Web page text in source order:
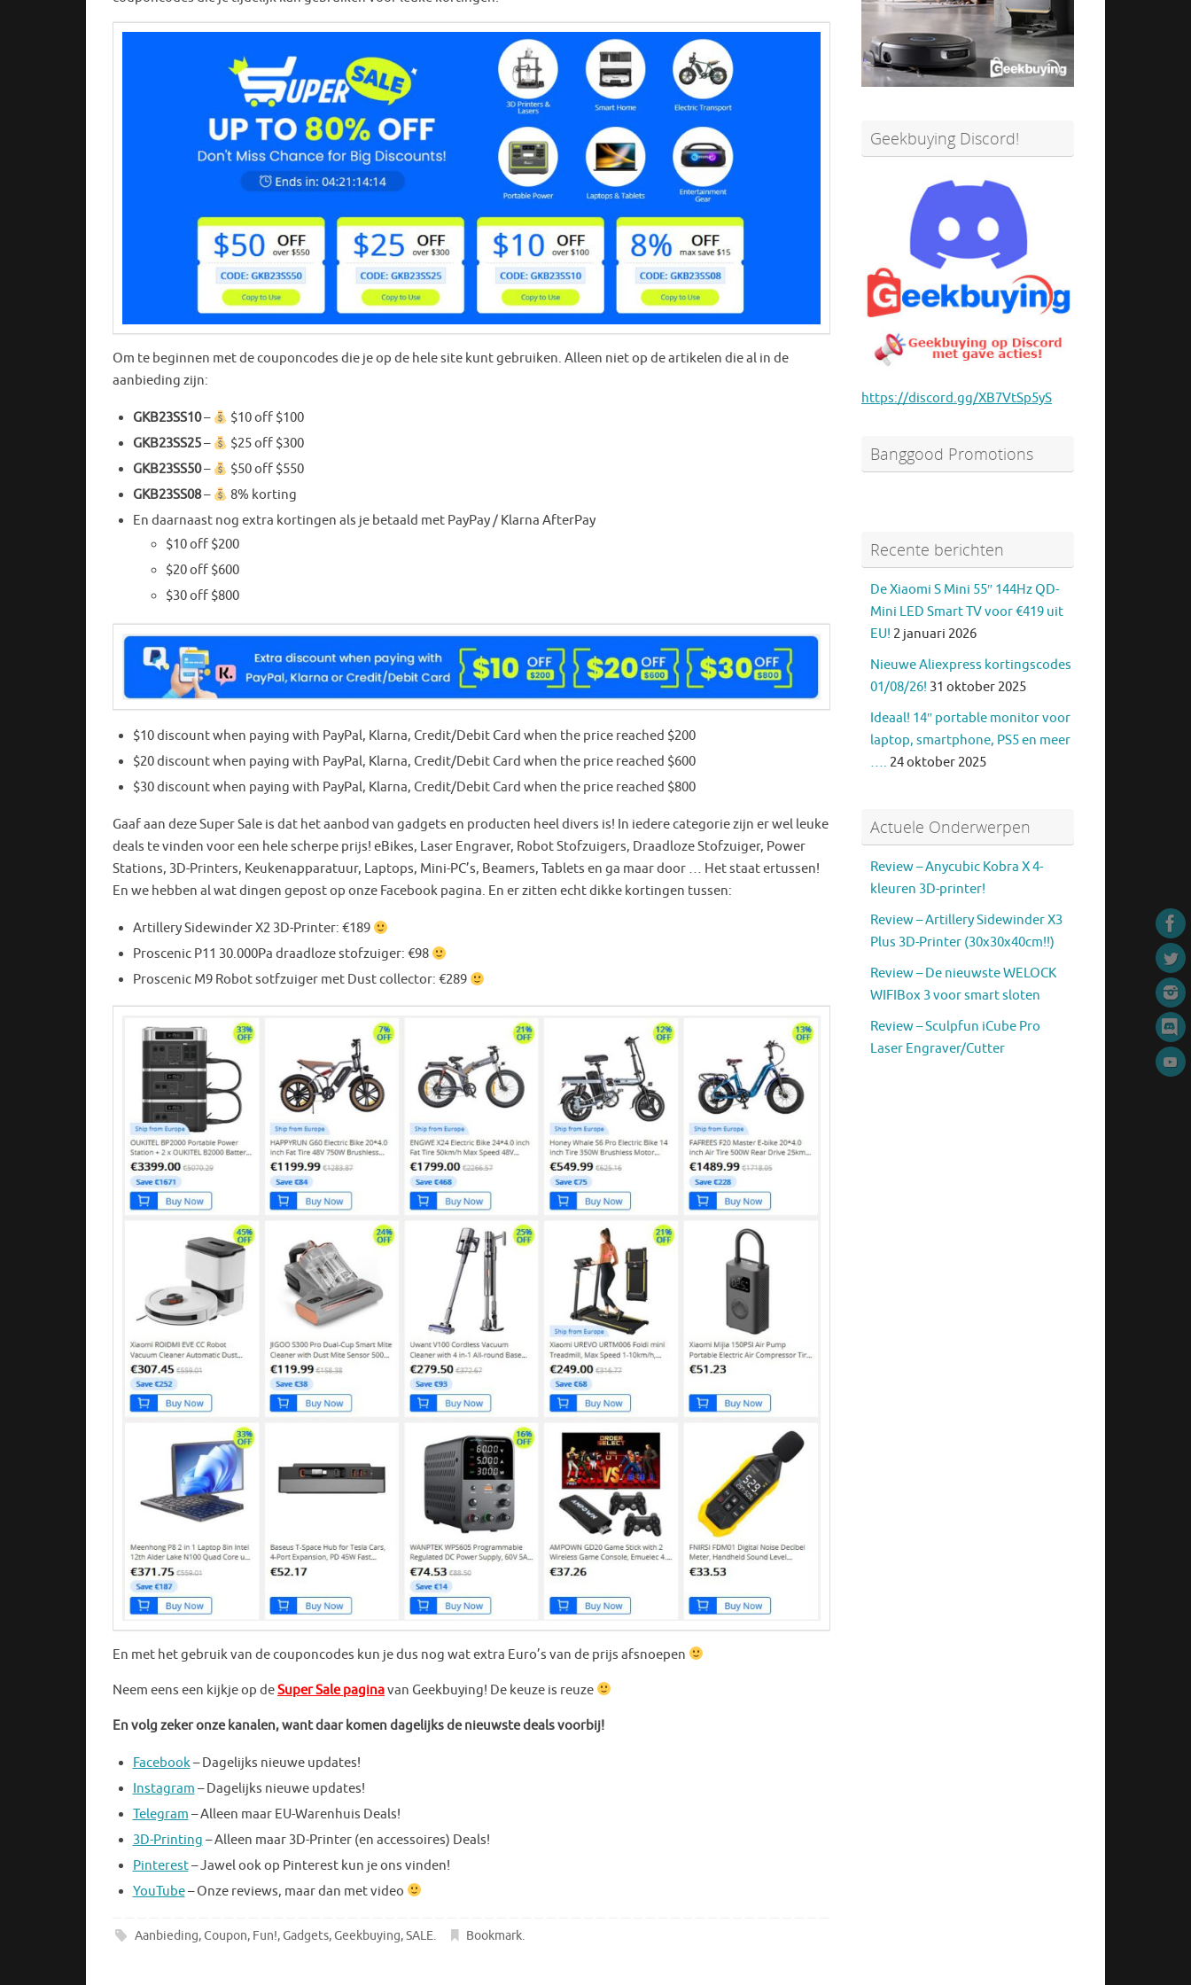
Om te beginnen met de couponcodes die je op de hele site kunt gebruiken. Alleen niet op de artikelen die al in de
aanbieding zijn:
GKB23SS10–
$10 off $100
GKB23SS25–
$25 off $300
GKB23SS50–
$50 off $550
GKB23SS08–
8% korting
En daarnaast nog extra kortingen als je betaald met PayPay / Klarna AfterPay
$10 off $200
$20 off $600
$30 off $800
$10 discount when paying with PayPal, Klarna, Credit/Debit Card when the price reached $200
$20 discount when paying with PayPal, Klarna, Credit/Debit Card when the price reached $600
$30 discount when paying with PayPal, Klarna, Credit/Debit Card when the price reached $800
Gaaf aan deze Super Sale is dat het aanbod van gadgets en producten heel divers is! In iedere categorie zijn er wel leuke
deals te vinden voor een hele scherpe prijs! eBikes, Laser Engraver, Robot Stofzuigers, Draadloze Stofzuiger, Power
Stations, 3D-Printers, Keukenapparatuur, Laptops, Mini-PC’s, Beamers, Tablets en ga maar door … Het staat ertussen!
En we hebben al wat dingen gepost op onze Facebook pagina. En er zitten echt dikke kortingen tussen:
Artillery Sidewinder X2 3D-Printer: €189
Proscenic P11 30.000Pa draadloze stofzuiger: €98
Proscenic M9 Robot sotfzuiger met Dust collector: €289
En met het gebruik van de couponcodes kun je dus nog wat extra Euro’s van de prijs afsnoepen
Neem eens een kijkje op deSuper Sale paginavan Geekbuying! De keuze is reuze
En volg zeker onze kanalen, want daar komen dagelijks de nieuwste deals voorbij!
Facebook– Dagelijks nieuwe updates!
Instagram – Dagelijks nieuwe updates!
Telegram – Alleen maar EU-Warenhuis Deals!
3D-Printing – Alleen maar 3D-Printer (en accessoires) Deals!
Pinterest– Jawel ook op Pinterest kun je ons vinden!
YouTube– Onze reviews, maar dan met video
Aanbieding,Coupon, Fun!,Gadgets,Geekbuying,SALE. Bookmark.
Geekbuying Discord!
https://discord.gg/XB7VtSp5yS
Banggood Promotions
Recente berichten
De Xiaomi S Mini 55″ 144Hz QD-
Mini LED Smart TV voor €419 uit
EU! 2 januari 2026
Nieuwe Aliexpress kortingscodes
01/08/26! 31 oktober 2025
Ideaal! 14″ portable monitor voor
laptop, smartphone, PS5 en meer
…. 24 oktober 2025
Actuele Onderwerpen
Review – Anycubic Kobra X 4-
kleuren 3D-printer!
Review – Artillery Sidewinder X3
Plus 3D-Printer (30x30x40cm!!)
Review – De nieuwste WELOCK
WIFIBox 3 voor smart sloten
Review – Sculpfun iCube Pro
Laser Engraver/Cutter